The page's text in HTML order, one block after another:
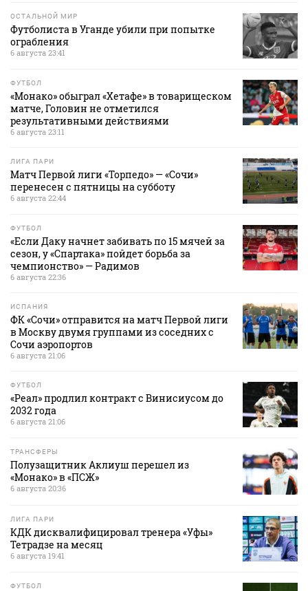
ОСТАЛЬНОЙ МИР
Футболиста в Уганде убили при попытке
ограбления
6 августа 23:41
ФУТБОЛ
«Монако» обыграл «Хетафе» в товарищеском
матче, Головин не отметился
результативными действиями
6 августа 23:11
ЛИГА ПАРИ
Матч Первой лиги «Торпедо» — «Сочи»
перенесен с пятницы на субботу
6 августа 22:44
ФУТБОЛ
«Если Даку начнет забивать по 15 мячей за
сезон, у «Спартака» пойдет борьба за
чемпионство» — Радимов
6 августа 22:36
ИСПАНИЯ
ФК «Сочи» отправится на матч Первой лиги
в Москву двумя группами из соседних с
Сочи аэропортов
6 августа 21:06
ФУТБОЛ
«Реал» продлил контракт с Винисиусом до
2032 года
6 августа 21:06
ТРАНСФЕРЫ
Полузащитник Аклиуш перешел из
«Монако» в «ПСЖ»
6 августа 20:36
ЛИГА ПАРИ
КДК дисквалифицировал тренера «Уфы»
Тетрадзе на месяц
6 августа 19:41
ФУТБОЛ